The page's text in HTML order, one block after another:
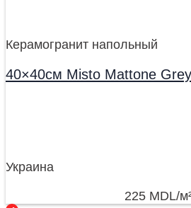
Керамогранит напольный
40×40см Misto Mattone Grey
Украина
225 MDL/